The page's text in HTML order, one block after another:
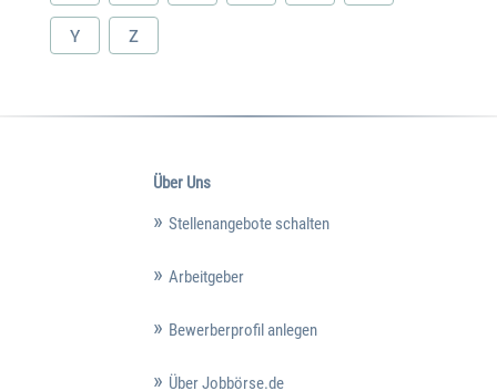
Y Z
Über Uns
Stellenangebote schalten
Arbeitgeber
Bewerberprofil anlegen
Über Jobbörse.de